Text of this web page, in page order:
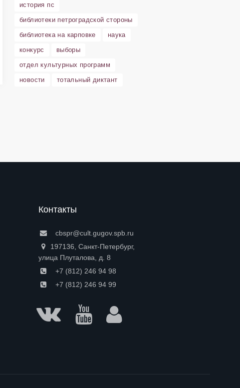
история пс
библиотеки петроградской стороны
библиотека на карповке
наука
конкурс
выборы
отдел культурных программ
новости
тотальный диктант
Контакты
cbspr@cult.gugov.spb.ru
197136, Санкт-Петербург,
улица Плуталова, д. 8
+7 (812) 246 94 98
+7 (812) 246 94 99